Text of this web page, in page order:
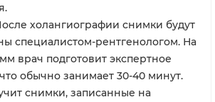
холангиографии снимки будут
специалистом-рентгенологом. На
врач подготовит экспертное
обычно занимает 30-40 минут.
снимки, записанные на